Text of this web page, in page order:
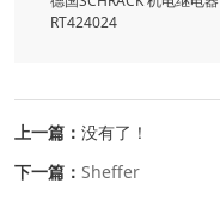
RT424024
上一篇： 没有了！
下一篇： Sheffer